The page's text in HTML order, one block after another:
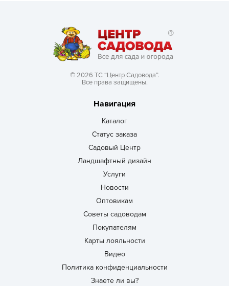
© 2026 ТС “Центр Садовода”.
Все права защищены.
Навигация
Каталог
Статус заказа
Садовый Центр
Ландшафтный дизайн
Услуги
Новости
Оптовикам
Советы садоводам
Покупателям
Карты лояльности
Видео
Политика конфиденциальности
Знаете ли вы?